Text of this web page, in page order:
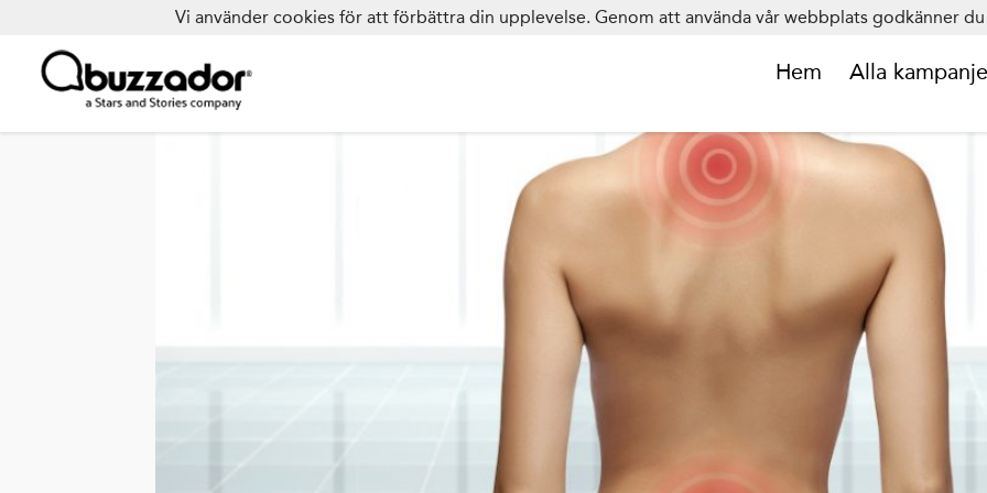
Hem Alla
Vi använder cookies för att förbättra din upplevelse. Genom att använda vår webbplats godkänner